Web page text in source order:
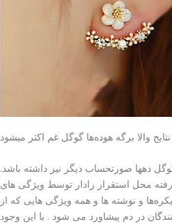
دهها صورتحساب دیگر نیز داشته باشد.
محل استقرار رادار توسط ویژگی های
و نوشته ها و همه ویژگی هایی که از
در دم پیشاورد می شود . با این وجود